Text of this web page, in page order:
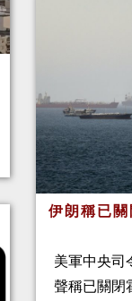
伊朗稱已
美軍中央司
聲稱已關閉